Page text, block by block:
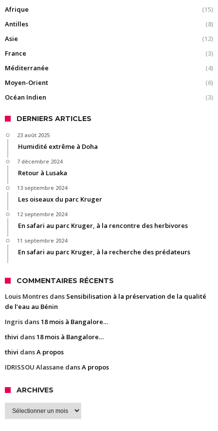
Afrique
(15)
Antilles
(8)
Asie
(12)
France
(3)
Méditerranée
(4)
Moyen-Orient
(6)
Océan Indien
(3)
DERNIERS ARTICLES
23 août 2025
Humidité extrême à Doha
7 décembre 2024
Retour à Lusaka
13 septembre 2024
Les oiseaux du parc Kruger
12 septembre 2024
En safari au parc Kruger, à la rencontre des herbivores
11 septembre 2024
En safari au parc Kruger, à la recherche des prédateurs
COMMENTAIRES RÉCENTS
Louis Montres dans Sensibilisation à la préservation de la qualité
de l’eau au Bénin
Ingris dans18 mois à Bangalore…
thivi dans18 mois à Bangalore…
thivi dansA propos
IDRISSOU Alassane dansA propos
ARCHIVES
Archives